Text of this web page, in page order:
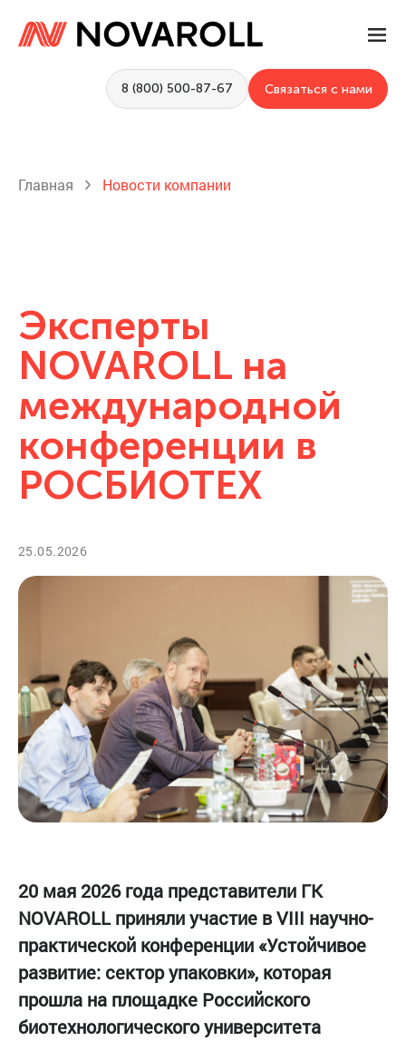
8 (800) 500-87-67 Связаться с нами
Главная Новости компании
Эксперты
NOVAROLL на
международной
конференции в
РОСБИОТЕХ
25.05.2026
20 мая 2026 года представители ГК
NOVAROLL приняли участие в VIII научно-
практической конференции «Устойчивое
развитие: сектор упаковки», которая
прошла на площадке Российского
биотехнологического университета